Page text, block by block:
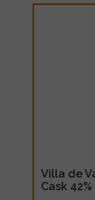
Villa de
Cask